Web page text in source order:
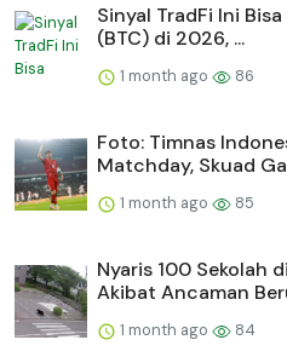
Sinyal TradFi Ini
(BTC) di 2026, ...
1 month ago 86
Foto: Timnas
Matchday, Skuad
1 month ago 85
Nyaris 100 Sekolah
Akibat Ancaman
1 month ago 84